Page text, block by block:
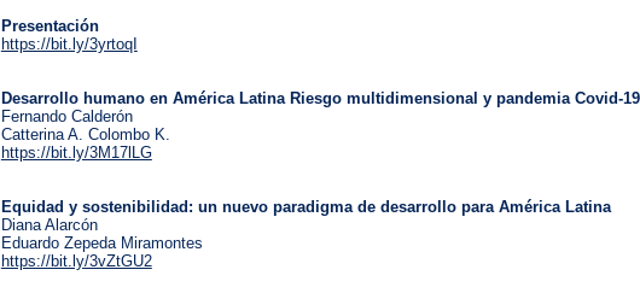
Presentación
https://bit.ly/3yrtoqI
Desarrollo humano en América Latina Riesgo multidimensional y pandemia Covid-19
Fernando Calderón
Catterina A. Colombo K.
https://bit.ly/3M17lLG
Equidad y sostenibilidad: un nuevo paradigma de desarrollo para América Latina
Diana Alarcón
Eduardo Zepeda Miramontes
https://bit.ly/3vZtGU2